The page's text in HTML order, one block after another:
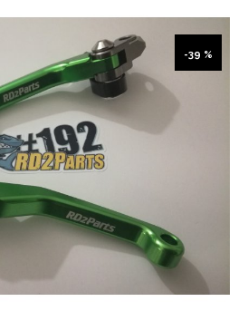
-39 %